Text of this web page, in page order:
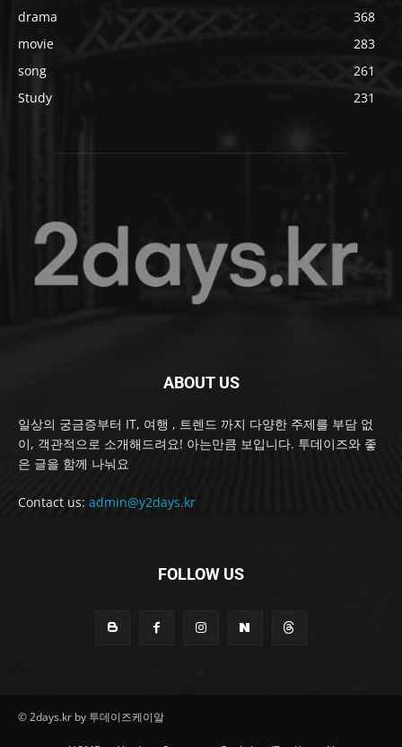
drama
368
movie
283
song
261
Study
231
ABOUT US
일상의 궁금증부터 IT, 여행 , 트렌드 까지 다양한 주제를 부담 없
이, 객관적으로 소개해드려요! 아는만큼 보입니다. 투데이즈와 좋
은 글을 함께 나눠요
Contact us: admin@y2days.kr
FOLLOW US
© 2days.kr by 투데이즈케이알